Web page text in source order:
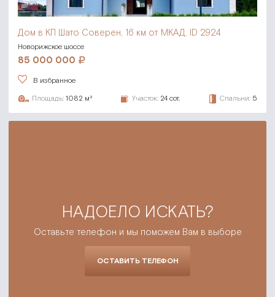
Дом в КП Шато Соверен, 16 км от МКАД, ID 2924
Новорижское шоссе
85 000 000
В избранное
Площадь: 1082 м² Участок: 24 сот. Спальни: 5
НАДОЕЛО ИСКАТЬ?
Оставьте телефон и мы поможем Вам в выборе
ОСТАВИТЬ ТЕЛЕФОН